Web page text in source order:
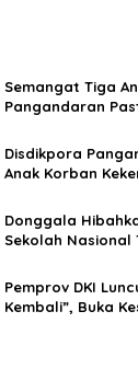
Semangat Tiga
Pangandaran
Disdikpora
Anak Korban
Donggala
Sekolah Nasional
Pemprov DKI
Kembali”, Buka